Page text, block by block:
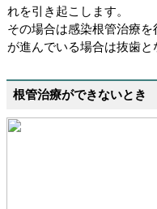
れを引き起こします。
その場合は感染根管治療
が進んでいる場合は抜歯と
根管治療ができないとき